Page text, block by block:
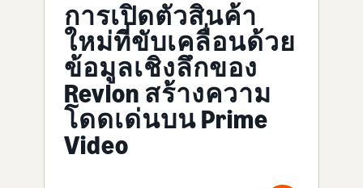
การเปิดตัวสินค้า
ใหม่ที่ขับเคลื่อนด้วย
ข้อมูลเชิงลึกของ
Revlon สร้างความ
โดดเด่นบน Prime
Video